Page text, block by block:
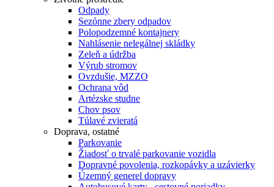
Odpady
Sezónne zbery odpadov
Polopodzemné kontajnery
Nahlásenie nelegálnej skládky
Zeleň a údržba
Výrub stromov
Ovzdušie, MZZO
Ochrana vôd
Artézske studne
Chov psov
Túlavé zvieratá
Doprava, ostatné
Parkovanie
Žiadosť o trvalé parkovanie vozidla
Dopravné povolenia, rozkopávky a uzávierky
Územný generel dopravy